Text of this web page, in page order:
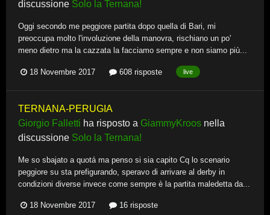
discussione Solo la Ternana!
Oggi secondo me peggiore partita dopo quella di Bari, mi
preoccupa molto l'involuzione della manovra, rischiano un po'
meno dietro ma la cazzata la facciamo sempre e non siamo più...
18 Novembre 2017 608 risposte live
TERNANA-PERUGIA
Giorgio Falletti ha risposto a GiammyKroos nella
discussione Solo la Ternana!
Me so sbajato a quotá ma penso si sia capito Cq lo scenario
peggiore su sta prefigurando, speravo di arrivare al derby in
condizioni diverse invece come sempre è la partita maledetta da...
18 Novembre 2017 16 risposte